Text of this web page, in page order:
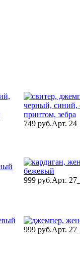
749 руб.Арт.
999 руб.Арт.
999 руб.Арт.